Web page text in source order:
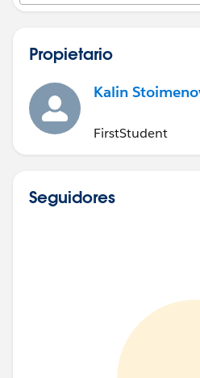
Propietario
Kalin
FirstStudent
Seguidores